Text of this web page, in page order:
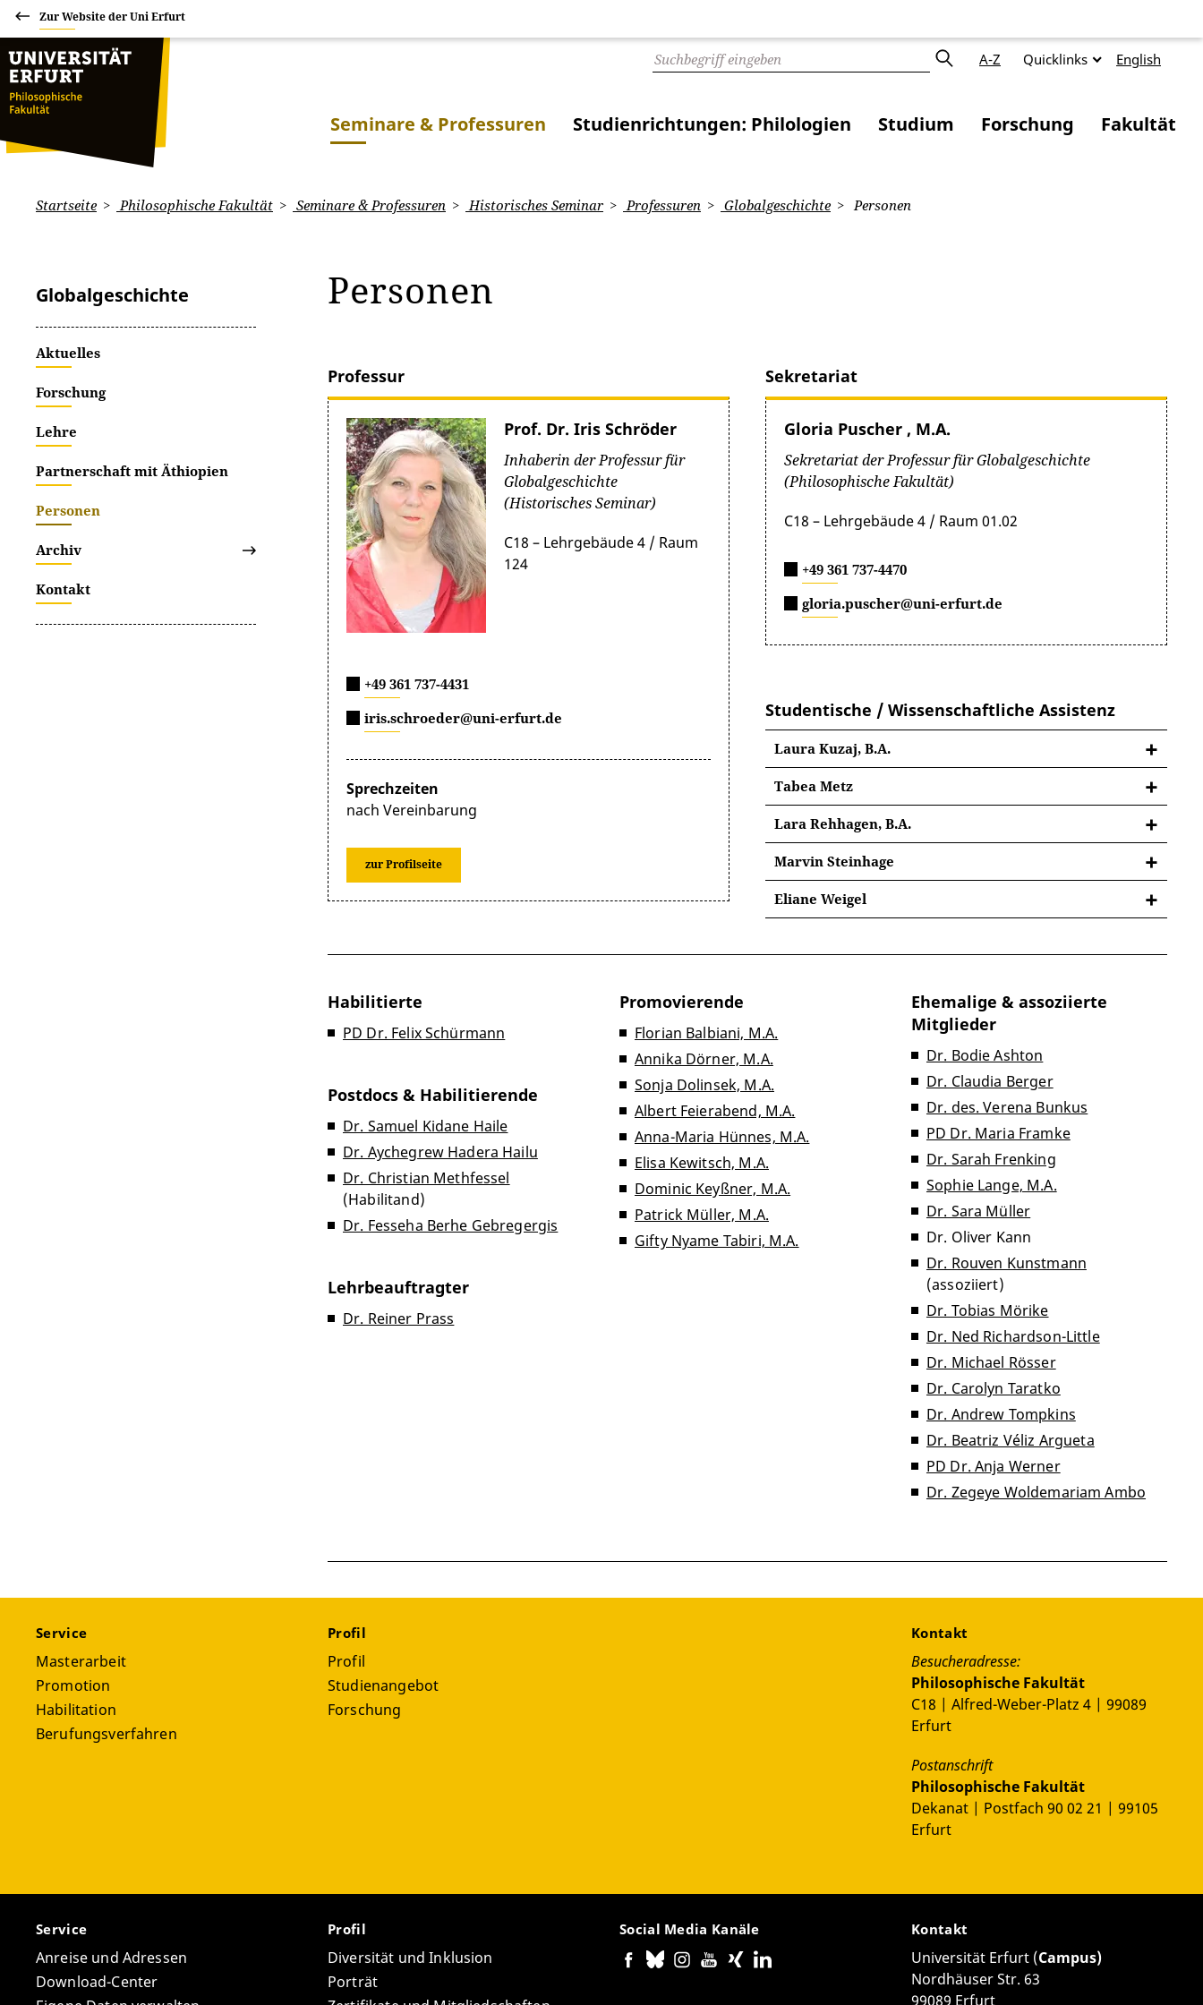
Zur Website der Uni Erfurt
A-Z Quicklinks English
Seminare & Professuren Studienrichtungen: Philologien Studium Forschung Fakultät
Startseite Philosophische Fakultät Seminare & Professuren Historisches Seminar Professuren Globalgeschichte Personen
Globalgeschichte
Aktuelles
Forschung
Lehre
Partnerschaft mit Äthiopien
Personen
Archiv
Kontakt
Personen
Professur
Prof. Dr. Iris Schröder
Inhaberin der Professur für
Globalgeschichte
(Historisches Seminar)
C18 – Lehrgebäude 4 / Raum
124
+49 361 737-4431
iris.schroeder@uni-erfurt.de
Sprechzeiten
nach Vereinbarung
zur Profilseite
Sekretariat
Gloria Puscher , M.A.
Sekretariat der Professur für Globalgeschichte
(Philosophische Fakultät)
C18 – Lehrgebäude 4 / Raum 01.02
+49 361 737-4470
gloria.puscher@uni-erfurt.de
Studentische / Wissenschaftliche Assistenz
Laura Kuzaj, B.A.
Tabea Metz
Lara Rehhagen, B.A.
Marvin Steinhage
marvin.steinhage@uni-erfurt.de
Eliane Weigel
Habilitierte
PD Dr. Felix Schürmann
Postdocs & Habilitierende
Dr. Samuel Kidane Haile
Dr. Aychegrew Hadera Hailu
Dr. Christian Methfessel
(Habilitand)
Dr. Fesseha Berhe Gebregergis
Lehrbeauftragter
Dr. Reiner Prass
Promovierende
Florian Balbiani, M.A.
Annika Dörner, M.A.
Sonja Dolinsek, M.A.
Albert Feierabend, M.A.
Anna-Maria Hünnes, M.A.
Elisa Kewitsch, M.A.
Dominic Keyßner, M.A.
Patrick Müller, M.A.
Gifty Nyame Tabiri, M.A.
Ehemalige & assoziierte
Mitglieder
Dr. Bodie Ashton
Dr. Claudia Berger
Dr. des. Verena Bunkus
PD Dr. Maria Framke
Dr. Sarah Frenking
Sophie Lange, M.A.
Dr. Sara Müller
Dr. Oliver Kann
Dr. Rouven Kunstmann
(assoziiert)
Dr. Tobias Mörike
Dr. Ned Richardson-Little
Dr. Michael Rösser
Dr. Carolyn Taratko
Dr. Andrew Tompkins
Dr. Beatriz Véliz Argueta
PD Dr. Anja Werner
Dr. Zegeye Woldemariam Ambo
Service
Masterarbeit
Promotion
Habilitation
Berufungsverfahren
Profil
Profil
Studienangebot
Forschung
Kontakt
Besucheradresse:
Philosophische Fakultät
C18 | Alfred-Weber-Platz 4 | 99089
Erfurt
Postanschrift
Philosophische Fakultät
Dekanat | Postfach 90 02 21 | 99105
Erfurt
Service
Anreise und Adressen
Download-Center
Profil
Diversität und Inklusion
Porträt
Social Media Kanäle Kontakt
Universität Erfurt (Campus)
Nordhäuser Str. 63
99089 Erfurt